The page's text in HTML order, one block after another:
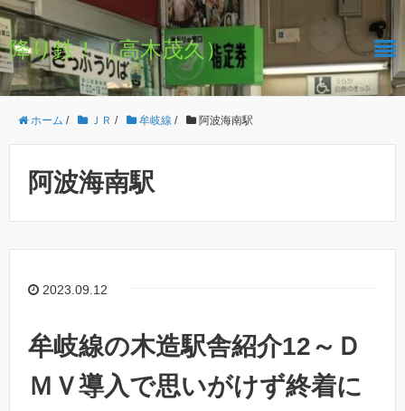
降り鉄！（高木茂久）
ホーム / ＪＲ / 牟岐線 / 阿波海南駅
阿波海南駅
2023.09.12
牟岐線の木造駅舎紹介12～Ｄ
ＭＶ導入で思いがけず終着に